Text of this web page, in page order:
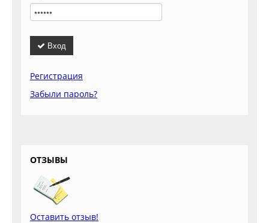
Вход
Регистрация
Забыли пароль?
ОТЗЫВЫ
Оставить отзыв!